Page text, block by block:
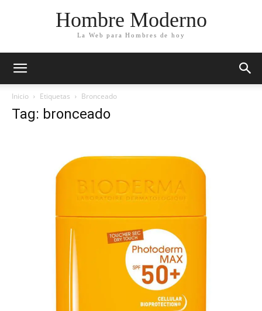
Hombre Moderno
La Web para Hombres de hoy
Inicio Etiquetas Bronceado
Tag: bronceado